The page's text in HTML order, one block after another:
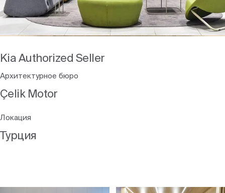
Kia Authorized Seller
Архитектурное бюро
Çelik Motor
Локация
Турция